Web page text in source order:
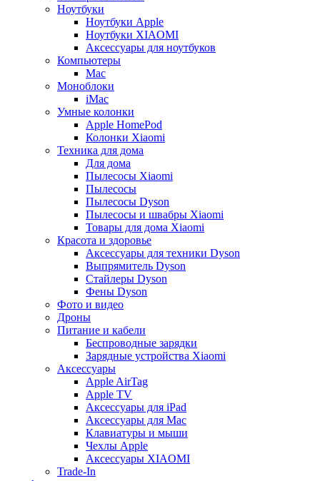
Ноутбуки
Ноутбуки Apple
Ноутбуки XIAOMI
Аксессуары для ноутбуков
Компьютеры
Mac
Моноблоки
iMac
Умные колонки
Apple HomePod
Колонки Xiaomi
Техника для дома
Для дома
Пылесосы Xiaomi
Пылесосы
Пылесосы Dyson
Пылесосы и швабры Xiaomi
Товары для дома Xiaomi
Красота и здоровье
Аксессуары для техники Dyson
Выпрямитель Dyson
Стайлеры Dyson
Фены Dyson
Фото и видео
Дроны
Питание и кабели
Беспроводные зарядки
Зарядные устройства Xiaomi
Аксессуары
Apple AirTag
Apple TV
Аксессуары для iPad
Аксессуары для Mac
Клавиатуры и мыши
Чехлы Apple
Аксессуары XIAOMI
Trade-In